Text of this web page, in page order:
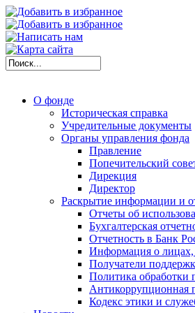
О фонде
Историческая справка
Учредительные документы
Органы управления фонда
Правление
Попечительский
Дирекция
Директор
Раскрытие информации и
Отчеты об
Бухгалтерская
Отчетность в Банк
Информация о
Получатели
Политика обработки
Антикоррупционная
Кодекс этики и